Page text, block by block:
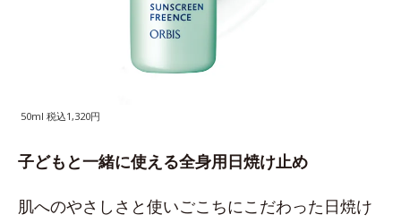
50ml 税込1,320円
子どもと一緒に使える全身用日焼け止め
肌へのやさしさと使いごこちにこだわった日焼け